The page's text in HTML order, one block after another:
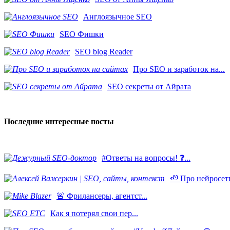
Англоязычное SEO
SEO Фишки
SEO blog Reader
Про SEO и заработок на...
SEO секреты от Айрата
Последние интересные посты
#Ответы на вопросы! ❓...
🦥 Про
​🚨 Фрилансеры, агентст...
Как я потерял свои пер...